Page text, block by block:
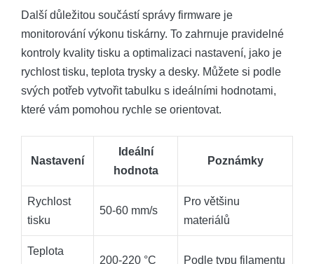
Další důležitou součástí správy firmware je
monitorování výkonu tiskárny. To zahrnuje pravidelné
kontroly kvality tisku a optimalizaci nastavení, jako je
rychlost tisku, teplota trysky a desky. Můžete si podle
svých potřeb vytvořit tabulku s ideálními hodnotami,
které vám pomohou rychle se orientovat.
Nastavení
Ideální
hodnota
Poznámky
Rychlost
tisku
50-60 mm/s
Pro většinu
materiálů
Teplota
200-220 °C Podle typu filamentu